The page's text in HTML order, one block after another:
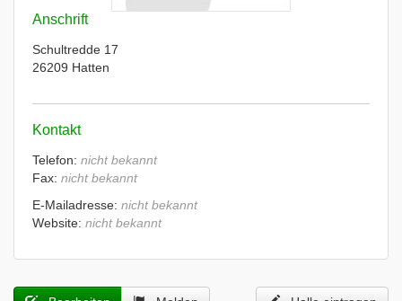
Anschrift
Schultredde 17
26209 Hatten
Kontakt
Telefon: nicht bekannt
Fax: nicht bekannt
E-Mailadresse: nicht bekannt
Website: nicht bekannt